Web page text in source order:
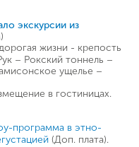
экскурсии из
жизни - крепость
– Рокский тоннель –
ущелье –
в гостиницах.
программа в этно-
(Доп. плата).